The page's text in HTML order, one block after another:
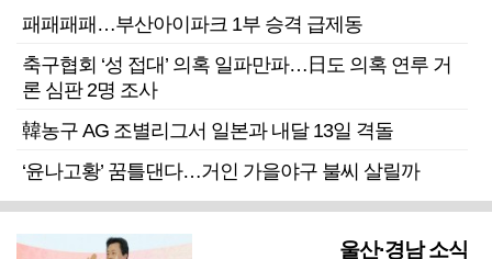
패패패패…부산아이파크 1부 승격 급제동
축구협회 ‘성 접대’ 의혹 일파만파…日도 의혹 연루 거
론 심판 2명 조사
韓농구 AG 조별리그서 일본과 내달 13일 격돌
‘윤나고황’ 꿈틀댄다…거인 가을야구 불씨 살릴까
울산·경남 소식